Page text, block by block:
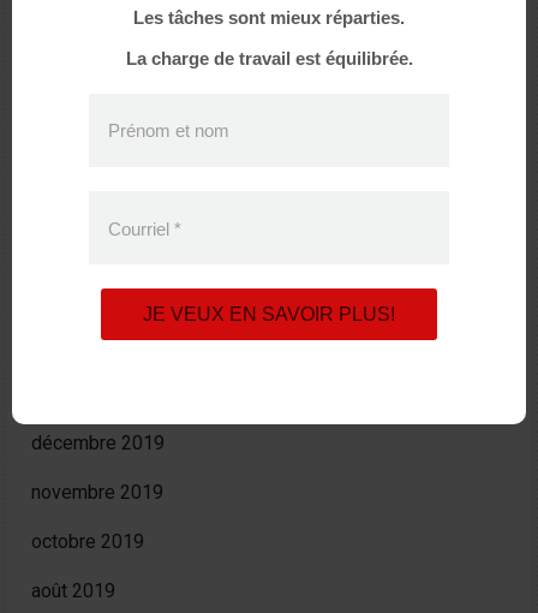
décembre 2020
mars 2020
février 2020
décembre 2019
novembre 2019
octobre 2019
août 2019
Les tâches sont mieux réparties.
La charge de travail est équilibrée.
Prénom et nom
Courriel *
JE VEUX EN SAVOIR PLUS!